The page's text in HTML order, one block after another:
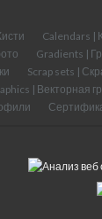
Calendars |
Gradients |
Scrap sets |
| Векторная